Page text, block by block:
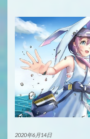
2020年6月14日